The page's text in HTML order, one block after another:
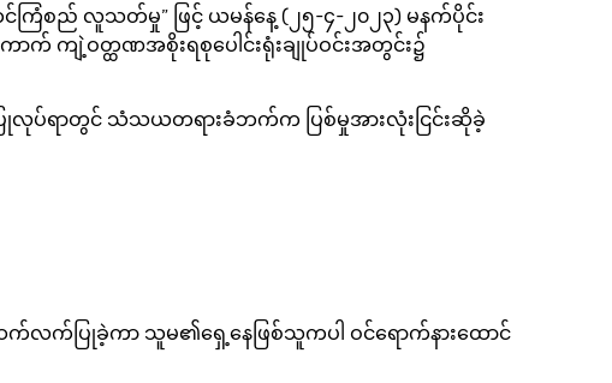
စည် လူသတ်မှု” ဖြင့် ယမန်နေ့ (၂၅-၄-၂၀၂၃) မနက်ပိုင်း
က် ကျဲ့ဝတ္ထဏအစိုးရစုပေါင်းရုံးချုပ်ဝင်းအတွင်း၌
ပြုလုပ်ရာတွင် သံသယတရားခံဘက်က ပြစ်မှုအားလုံးငြင်းဆိုခဲ့
က်လက်ပြုခဲ့ကာ သူမ၏ရှေ့နေဖြစ်သူကပါ ဝင်ရောက်နားထောင်